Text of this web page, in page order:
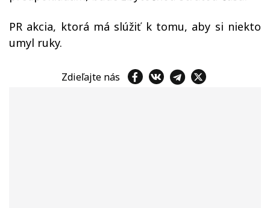
PR akcia, ktorá má slúžiť k tomu, aby si niekto
umyl ruky.
Zdieľajte nás